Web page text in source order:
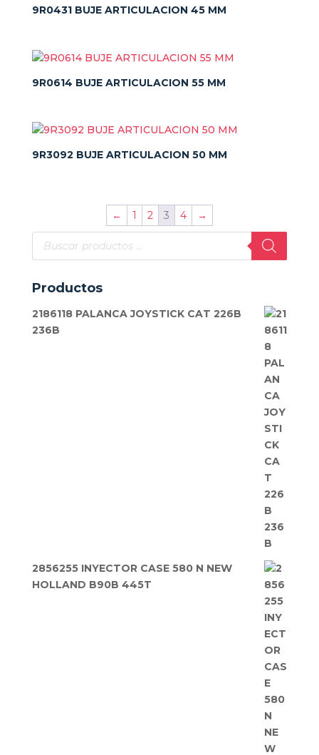
9R0431 BUJE ARTICULACION 45 MM
9R0614 BUJE ARTICULACION 55 MM
9R3092 BUJE ARTICULACION 50 MM
← 1 2 3 4
→
Búsqueda
productos
Productos
2186118 PALANCA JOYSTICK CAT 226B
236B
2856255 INYECTOR CASE 580 N NEW
HOLLAND B90B 445T